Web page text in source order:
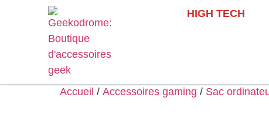
HIGH TECH
Accueil / Accessoires gaming / Sac